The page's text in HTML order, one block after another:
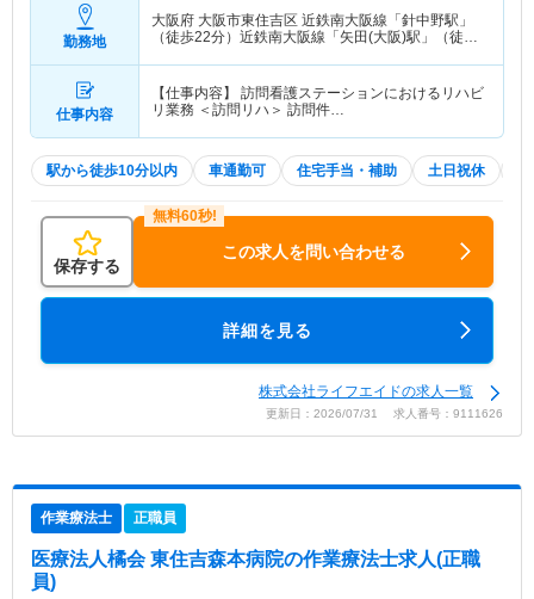
勤務地
大阪府 大阪市東住吉区 近鉄南大阪線「針中野駅」
（徒歩22分）近鉄南大阪線「矢田(大阪)駅」（徒歩
仕事内容
【仕事内容】 訪問看護ステーションにおけるリハビ
リ業務 ＜訪問リハ＞ 訪問件…
駅から徒歩10分以内 車通勤可 住宅手当・補助 土日祝休
保存する
この求人を問い合わせる
詳細を見る
株式会社ライフエイドの求人一覧
更新日：2026/07/31 求人番号：9111626
作業療法士 正職員
医療法人橘会 東住吉森本病院の作業療法士求人(正職
員)